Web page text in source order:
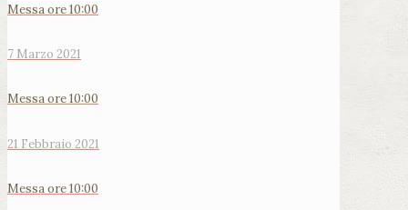
Messa ore 10:00
7 Marzo 2021
Messa ore 10:00
21 Febbraio 2021
Messa ore 10:00